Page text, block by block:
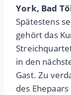
York, Bad
Spätestens
gehört das
in den
Gast. Zu
des